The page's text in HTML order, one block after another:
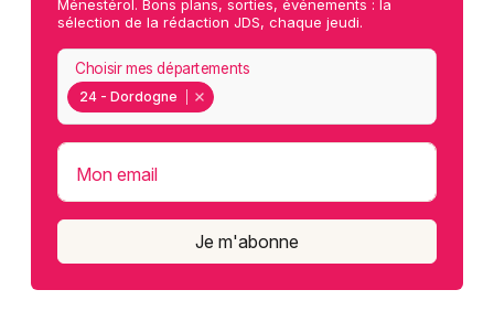
Ménestérol. Bons plans, sorties, événements : la
sélection de la rédaction JDS, chaque jeudi.
24 - Dordogne
Choisir mes départements
Mon email
Je m'abonne